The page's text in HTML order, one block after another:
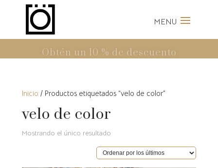
Inicio / Productos etiquetados “velo de color”
velo de color
Mostrando el único resultado